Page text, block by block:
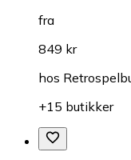
fra
849 kr
hos
+15 butikker